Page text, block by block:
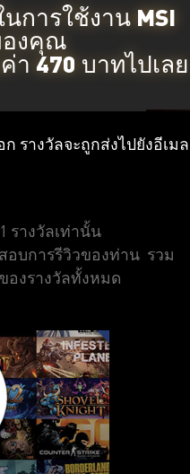
การใช้งาน MSI
องคุณ
า 470 บาทไปเลย
รางวัลจะถูกส่งไปยังอีเมล
รางวัลเท่านั้น
อบการรีวิวของท่าน รวม
องรางวัลทั้งหมด